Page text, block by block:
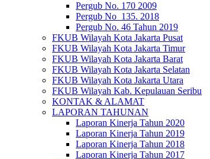
Pergub No. 170 2009
Pergub No_135. 2018
Pergub No. 46 Tahun 2019
FKUB Wilayah Kota Jakarta Pusat
FKUB Wilayah Kota Jakarta Timur
FKUB Wilayah Kota Jakarta Barat
FKUB Wilayah Kota Jakarta Selatan
FKUB Wilayah Kota Jakarta Utara
FKUB Wilayah Kab. Kepulauan Seribu
KONTAK & ALAMAT
LAPORAN TAHUNAN
Laporan Kinerja Tahun 2020
Laporan Kinerja Tahun 2019
Laporan Kinerja Tahun 2018
Laporan Kinerja Tahun 2017